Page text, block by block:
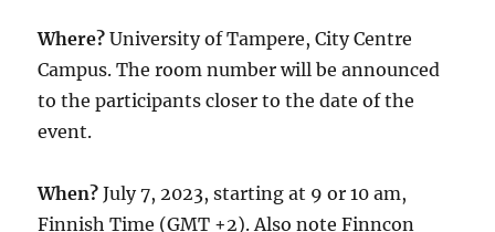
Where? University of Tampere, City Centre
Campus. The room number will be announced
to the participants closer to the date of the
event.
When? July 7, 2023, starting at 9 or 10 am,
Finnish Time (GMT +2). Also note Finncon